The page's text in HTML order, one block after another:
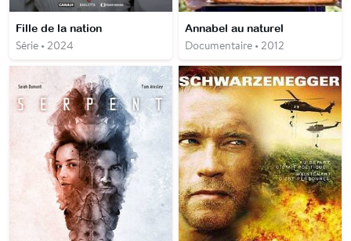
Fille de la nation
Série • 2024
Annabel au naturel
Documentaire • 2012